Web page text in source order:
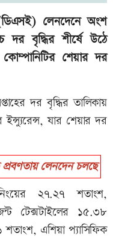
লেনদেনে অংশ
দর বৃদ্ধির শীর্ষে উঠে
শেয়ার দর
দর বৃদ্ধির তালিকায়
যার শেয়ার দর
লেনদেন চলছে
২৭.২৭ শতাংশ,
টেক্সটাইলের ১৫.৩৮
এশিয়া প্যাসিফিক